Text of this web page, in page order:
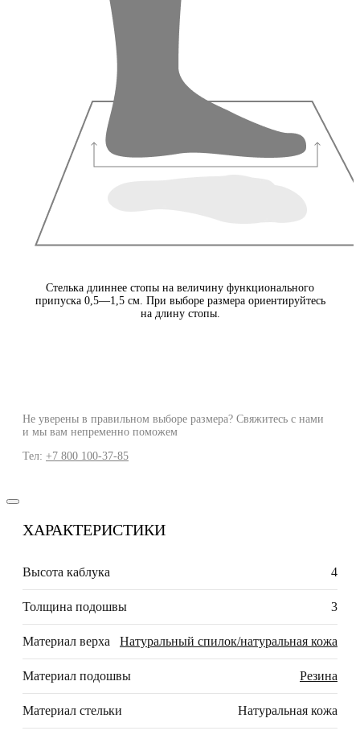
Стелька длиннее стопы на величину функционального
припуска 0,5—1,5 см. При выборе размера ориентируйтесь
на длину стопы.
Не уверены в правильном выборе размера? Свяжитесь с нами
и мы вам непременно поможем
Тел: +7 800 100-37-85
ХАРАКТЕРИСТИКИ
Высота каблука 4
Толщина подошвы 3
Материал верха Натуральный спилок/натуральная кожа
Материал подошвы Резина
Материал стельки Натуральная кожа